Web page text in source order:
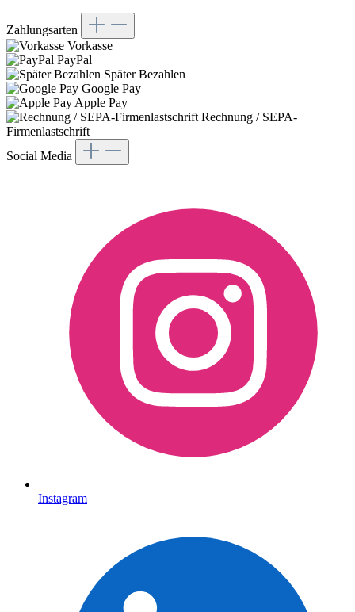
Zahlungsarten
Vorkasse
PayPal
Später Bezahlen
Google Pay
Apple Pay
Rechnung / SEPA-
Firmenlastschrift
Social Media
Instagram